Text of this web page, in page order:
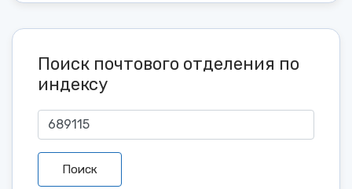
Поиск почтового отделения по
индексу
Поиск